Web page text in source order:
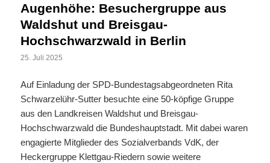
Augenhöhe: Besuchergruppe aus
Waldshut und Breisgau-
Hochschwarzwald in Berlin
25. Juli 2025
Auf Einladung der SPD-Bundestagsabgeordneten Rita
Schwarzelühr-Sutter besuchte eine 50-köpfige Gruppe
aus den Landkreisen Waldshut und Breisgau-
Hochschwarzwald die Bundeshauptstadt. Mit dabei waren
engagierte Mitglieder des Sozialverbands VdK, der
Heckergruppe Klettgau-Riedern sowie weitere